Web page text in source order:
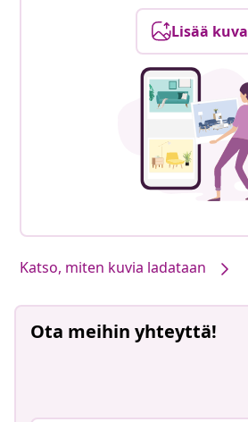
Lisää kuva
Katso, miten kuvia ladataan
Ota meihin yhteyttä!